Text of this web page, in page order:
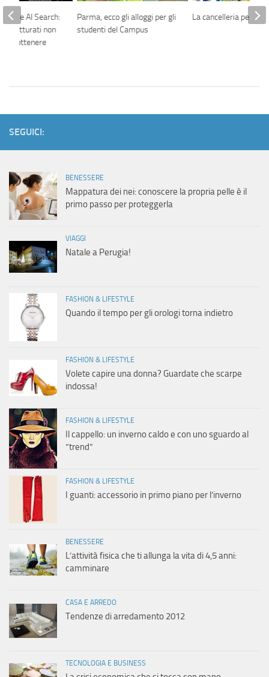
Parma, ecco gli alloggi per gli
studenti del Campus
La cancelleria per
e AI Search:
strutturati non
per ottenere
SEGUICI:
BENESSERE
Mappatura dei nei: conoscere la propria pelle è il
primo passo per proteggerla
VIAGGI
Natale a Perugia!
FASHION & LIFESTYLE
Quando il tempo per gli orologi torna indietro
FASHION & LIFESTYLE
Volete capire una donna? Guardate che scarpe
indossa!
FASHION & LIFESTYLE
Il cappello: un inverno caldo e con uno sguardo al
“trend”
FASHION & LIFESTYLE
I guanti: accessorio in primo piano per l’inverno
BENESSERE
L’attività fisica che ti allunga la vita di 4,5 anni:
camminare
CASA E ARREDO
Tendenze di arredamento 2012
TECNOLOGIA E BUSINESS